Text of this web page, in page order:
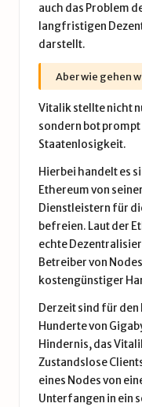
auch das Problem
langfristigen
darstellt.
Aber wie gehen
Vitalik stellte nicht
sondern bot prompt
Staatenlosigkeit.
Hierbei handelt es
Ethereum von
Dienstleistern für
befreien. Lautder
echte
Betreiber von
kostengünstiger
Derzeit sind für
Hunderte von
Hindernis, das
Zustandslose
eines Nodes von
Unterfangen in ein